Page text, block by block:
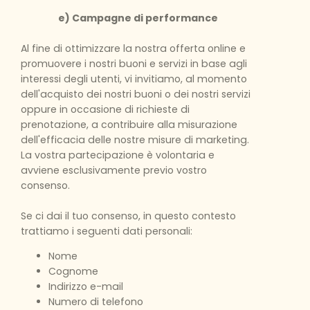
e) Campagne di performance
Al fine di ottimizzare la nostra offerta online e
promuovere i nostri buoni e servizi in base agli
interessi degli utenti, vi invitiamo, al momento
dell'acquisto dei nostri buoni o dei nostri servizi
oppure in occasione di richieste di
prenotazione, a contribuire alla misurazione
dell'efficacia delle nostre misure di marketing.
La vostra partecipazione è volontaria e
avviene esclusivamente previo vostro
consenso.
Se ci dai il tuo consenso, in questo contesto
trattiamo i seguenti dati personali:
Nome
Cognome
Indirizzo e-mail
Numero di telefono